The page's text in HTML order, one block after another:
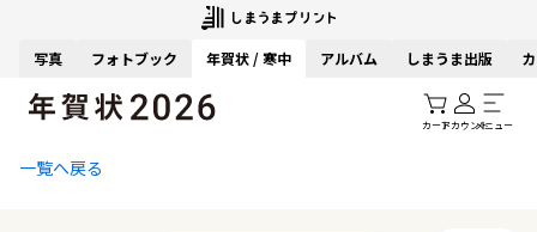
写真 フォトブック 年賀状 / 寒中 アルバム しまうま出版
カートアカウントメニュー
一覧へ戻る